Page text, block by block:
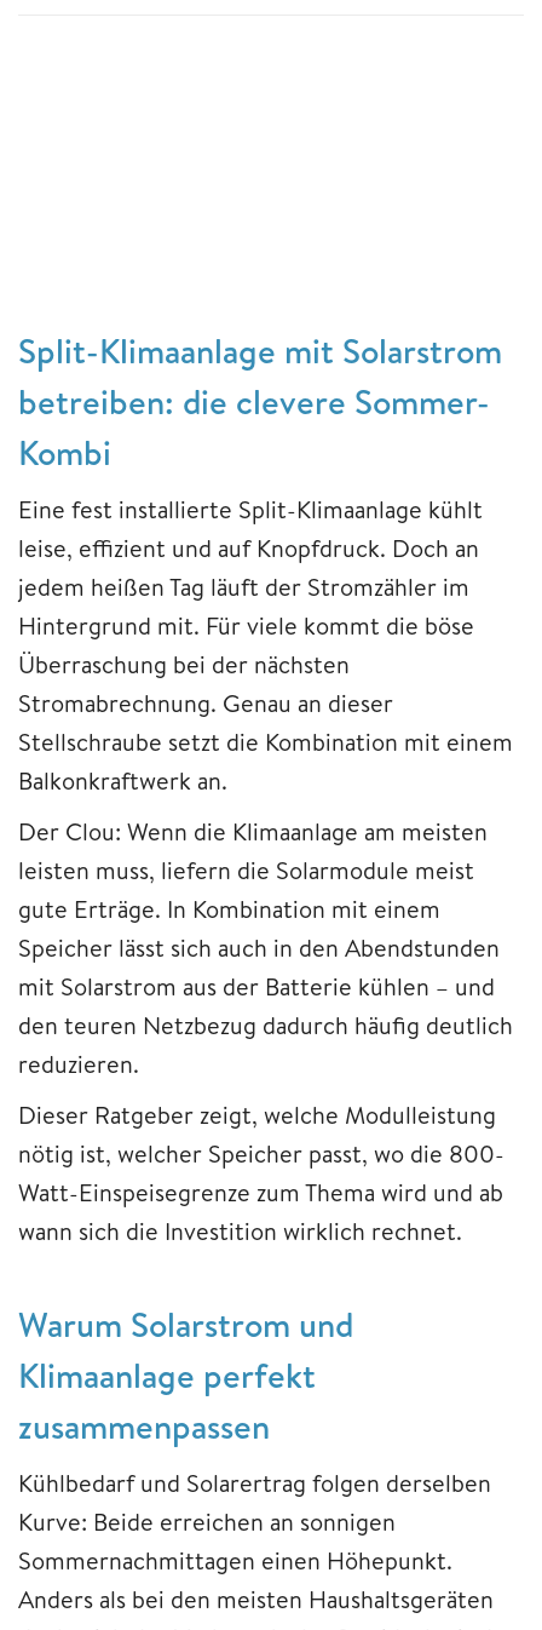
Split-Klimaanlage mit Solarstrom
betreiben: die clevere Sommer-
Kombi
Eine fest installierte Split-Klimaanlage kühlt
leise, effizient und auf Knopfdruck. Doch an
jedem heißen Tag läuft der Stromzähler im
Hintergrund mit. Für viele kommt die böse
Überraschung bei der nächsten
Stromabrechnung. Genau an dieser
Stellschraube setzt die Kombination mit einem
Balkonkraftwerk an.
Der Clou: Wenn die Klimaanlage am meisten
leisten muss, liefern die Solarmodule meist
gute Erträge. In Kombination mit einem
Speicher lässt sich auch in den Abendstunden
mit Solarstrom aus der Batterie kühlen – und
den teuren Netzbezug dadurch häufig deutlich
reduzieren.
Dieser Ratgeber zeigt, welche Modulleistung
nötig ist, welcher Speicher passt, wo die 800-
Watt-Einspeisegrenze zum Thema wird und ab
wann sich die Investition wirklich rechnet.
Warum Solarstrom und
Klimaanlage perfekt
zusammenpassen
Kühlbedarf und Solarertrag folgen derselben
Kurve: Beide erreichen an sonnigen
Sommernachmittagen einen Höhepunkt.
Anders als bei den meisten Haushaltsgeräten